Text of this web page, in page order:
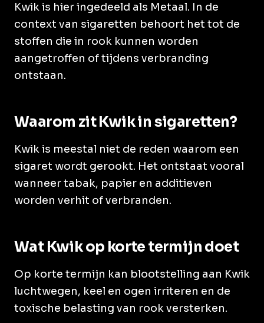
Kwik is hier ingedeeld als Metaal. In de
context van sigaretten behoort het tot de
stoffen die in rook kunnen worden
aangetroffen of tijdens verbranding
ontstaan.
Waarom zit Kwik in sigaretten?
Kwik is meestal niet de reden waarom een
sigaret wordt gerookt. Het ontstaat vooral
wanneer tabak, papier en additieven
worden verhit of verbranden.
Wat Kwik op korte termijn doet
Op korte termijn kan blootstelling aan Kwik
luchtwegen, keel en ogen irriteren en de
toxische belasting van rook versterken.